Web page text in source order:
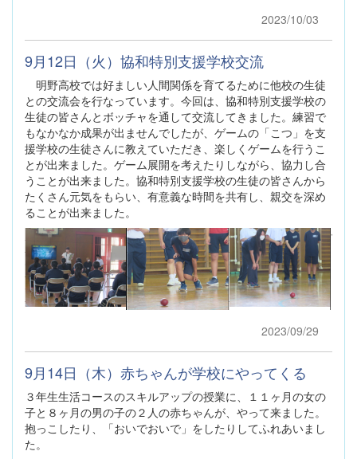
2023/10/03
9月12日（火）協和特別支援学校交流
明野高校では好ましい人間関係を育てるために他校の生徒
との交流会を行なっています。今回は、協和特別支援学校の
生徒の皆さんとボッチャを通して交流してきました。練習で
もなかなか成果が出ませんでしたが、ゲームの「こつ」を支
援学校の生徒さんに教えていただき、楽しくゲームを行うこ
とが出来ました。ゲーム展開を考えたりしながら、協力し合
うことが出来ました。協和特別支援学校の生徒の皆さんから
たくさん元気をもらい、有意義な時間を共有し、親交を深め
ることが出来ました。
2023/09/29
9月14日（木）赤ちゃんが学校にやってくる
３年生生活コースのスキルアップの授業に、１１ヶ月の女の
子と８ヶ月の男の子の２人の赤ちゃんが、やって来ました。
抱っこしたり、「おいでおいで」をしたりしてふれあいまし
た。